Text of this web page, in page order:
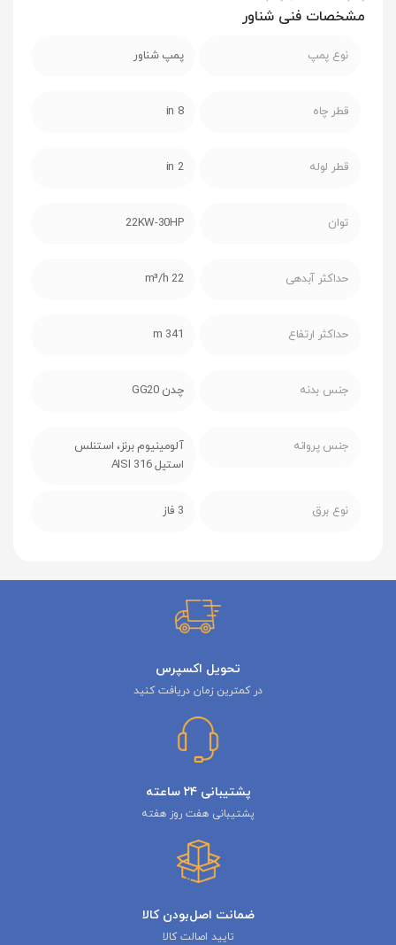
مشخصات فنی شناور
نوع پمپ پمپ شناور
قطر چاه 8 in
قطر لوله 2 in
توان 22KW-30HP
حداکثر آبدهی 22 m³/h
حداکثر ارتفاع 341 m
جنس بدنه چدن GG20
جنس پروانه
آلومینیوم برنز، استنلس
استیل AISI 316
نوع برق 3 فاز
تحویل اکسپرس
در کمترین زمان دریافت کنید
پشتیبانی ۲۴ ساعته
پشتیبانی هفت روز هفته
ضمانت اصل‌بودن کالا
تایید اصالت کالا